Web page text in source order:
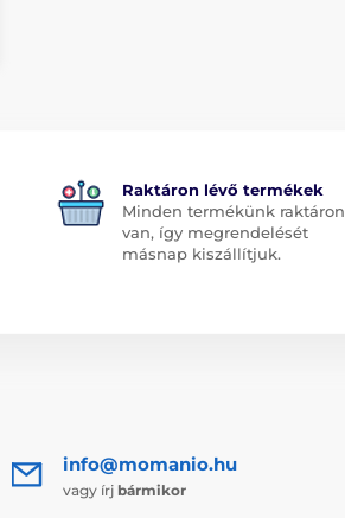
Raktáron lévő termékek
Minden termékünk raktáron
van, így megrendelését
másnap kiszállítjuk.
info@momanio.hu
vagy írj bármikor